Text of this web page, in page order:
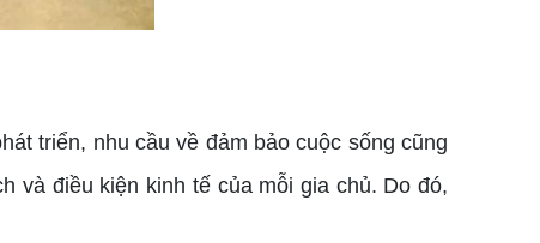
triển, nhu cầu về đảm bảo cuộc sống cũng
và điều kiện kinh tế của mỗi gia chủ. Do đó,